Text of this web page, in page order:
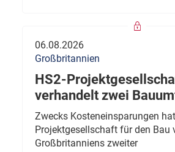
06.08.2026
Großbritannien
HS2-
verhandelt zwei
Zwecks Kosteneinsparungen
Projektgesellschaft für den Bau
Großbritanniens zweiter